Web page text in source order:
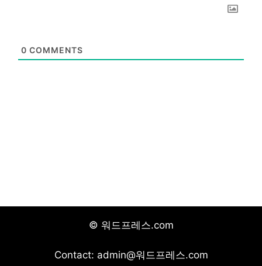
0 COMMENTS
© 워드프레스.com
Contact: admin@워드프레스.com